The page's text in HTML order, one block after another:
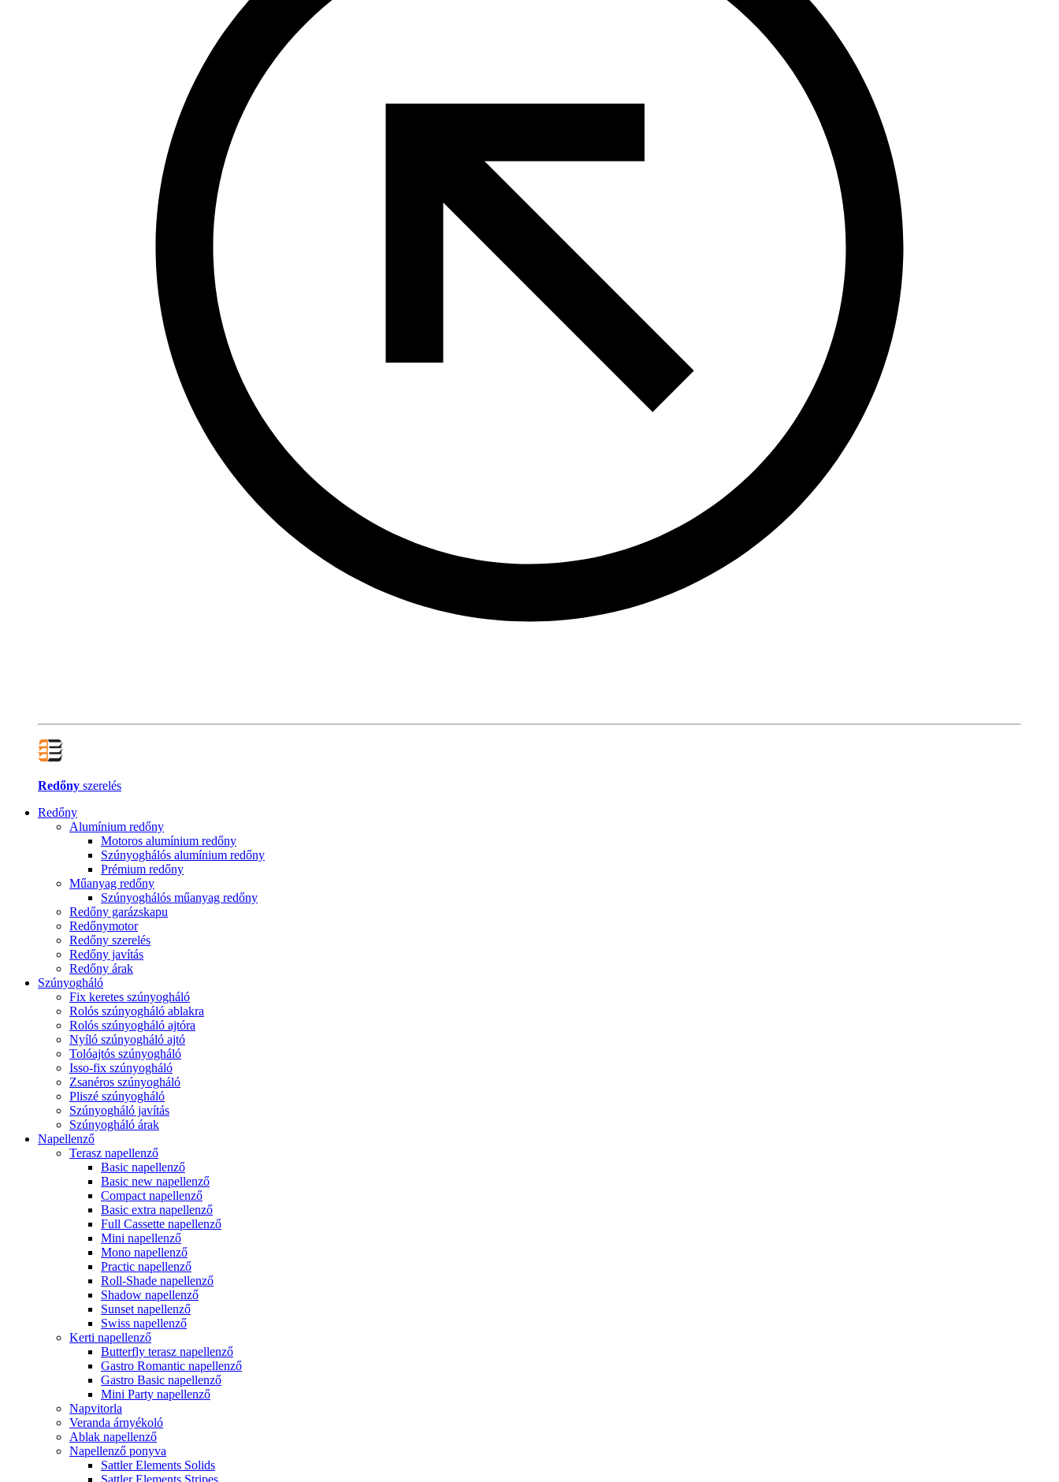
Redőny szerelés
Redőny
Alumínium redőny
Motoros alumínium redőny
Szúnyoghálós alumínium redőny
Prémium redőny
Műanyag redőny
Szúnyoghálós műanyag redőny
Redőny garázskapu
Redőnymotor
Redőny szerelés
Redőny javítás
Redőny árak
Szúnyogháló
Fix keretes szúnyogháló
Rolós szúnyogháló ablakra
Rolós szúnyogháló ajtóra
Nyíló szúnyogháló ajtó
Tolóajtós szúnyogháló
Isso-fix szúnyogháló
Zsanéros szúnyogháló
Pliszé szúnyogháló
Szúnyogháló javítás
Szúnyogháló árak
Napellenző
Terasz napellenző
Basic napellenző
Basic new napellenző
Compact napellenző
Basic extra napellenző
Full Cassette napellenző
Mini napellenző
Mono napellenző
Practic napellenző
Roll-Shade napellenző
Shadow napellenző
Sunset napellenző
Swiss napellenző
Kerti napellenző
Butterfly terasz napellenző
Gastro Romantic napellenző
Gastro Basic napellenző
Mini Party napellenző
Napvitorla
Veranda árnyékoló
Ablak napellenző
Napellenző ponyva
Sattler Elements Solids
Sattler Elements Stripes